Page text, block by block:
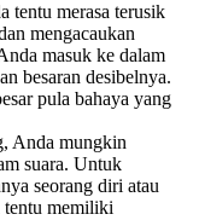
tentu merasa terusik
mengacaukan
masuk ke dalam
besaran desibelnya.
pula bahaya yang
Anda mungkin
suara. Untuk
seorang diri atau
tentu memiliki